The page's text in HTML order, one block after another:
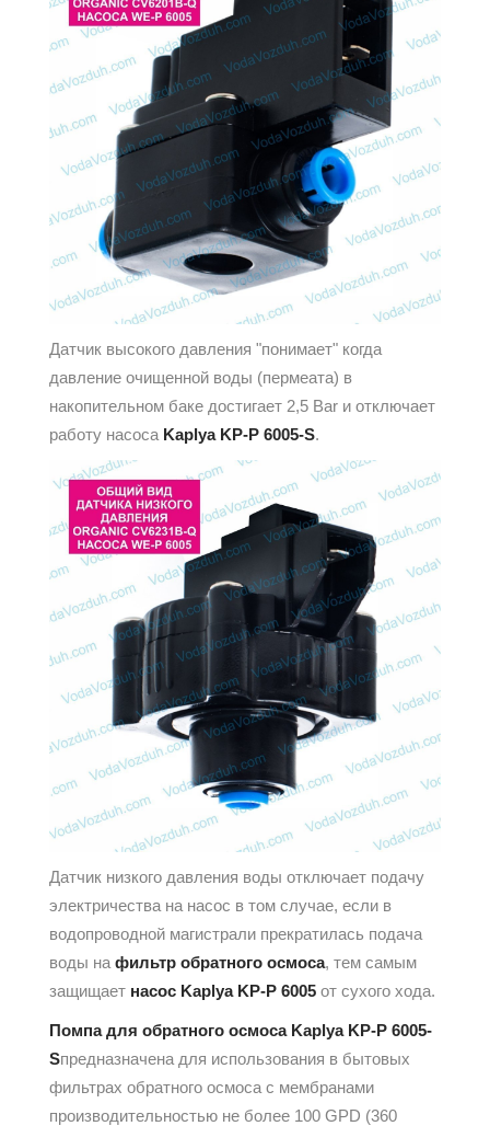
Датчик высокого давления "понимает" когда
давление очищенной воды (пермеата) в
накопительном баке достигает 2,5 Bar и отключает
работу насоса Kaplya KP-P 6005-S.
Датчик низкого давления воды отключает подачу
электричества на насос в том случае, если в
водопроводной магистрали прекратилась подача
воды на фильтр обратного осмоса, тем самым
защищает насос Kaplya KP-P 6005 от сухого хода.
Помпа для обратного осмоса Kaplya KP-P 6005-
Sпредназначена для использования в бытовых
фильтрах обратного осмоса с мембранами
производительностью не более 100 GPD (360